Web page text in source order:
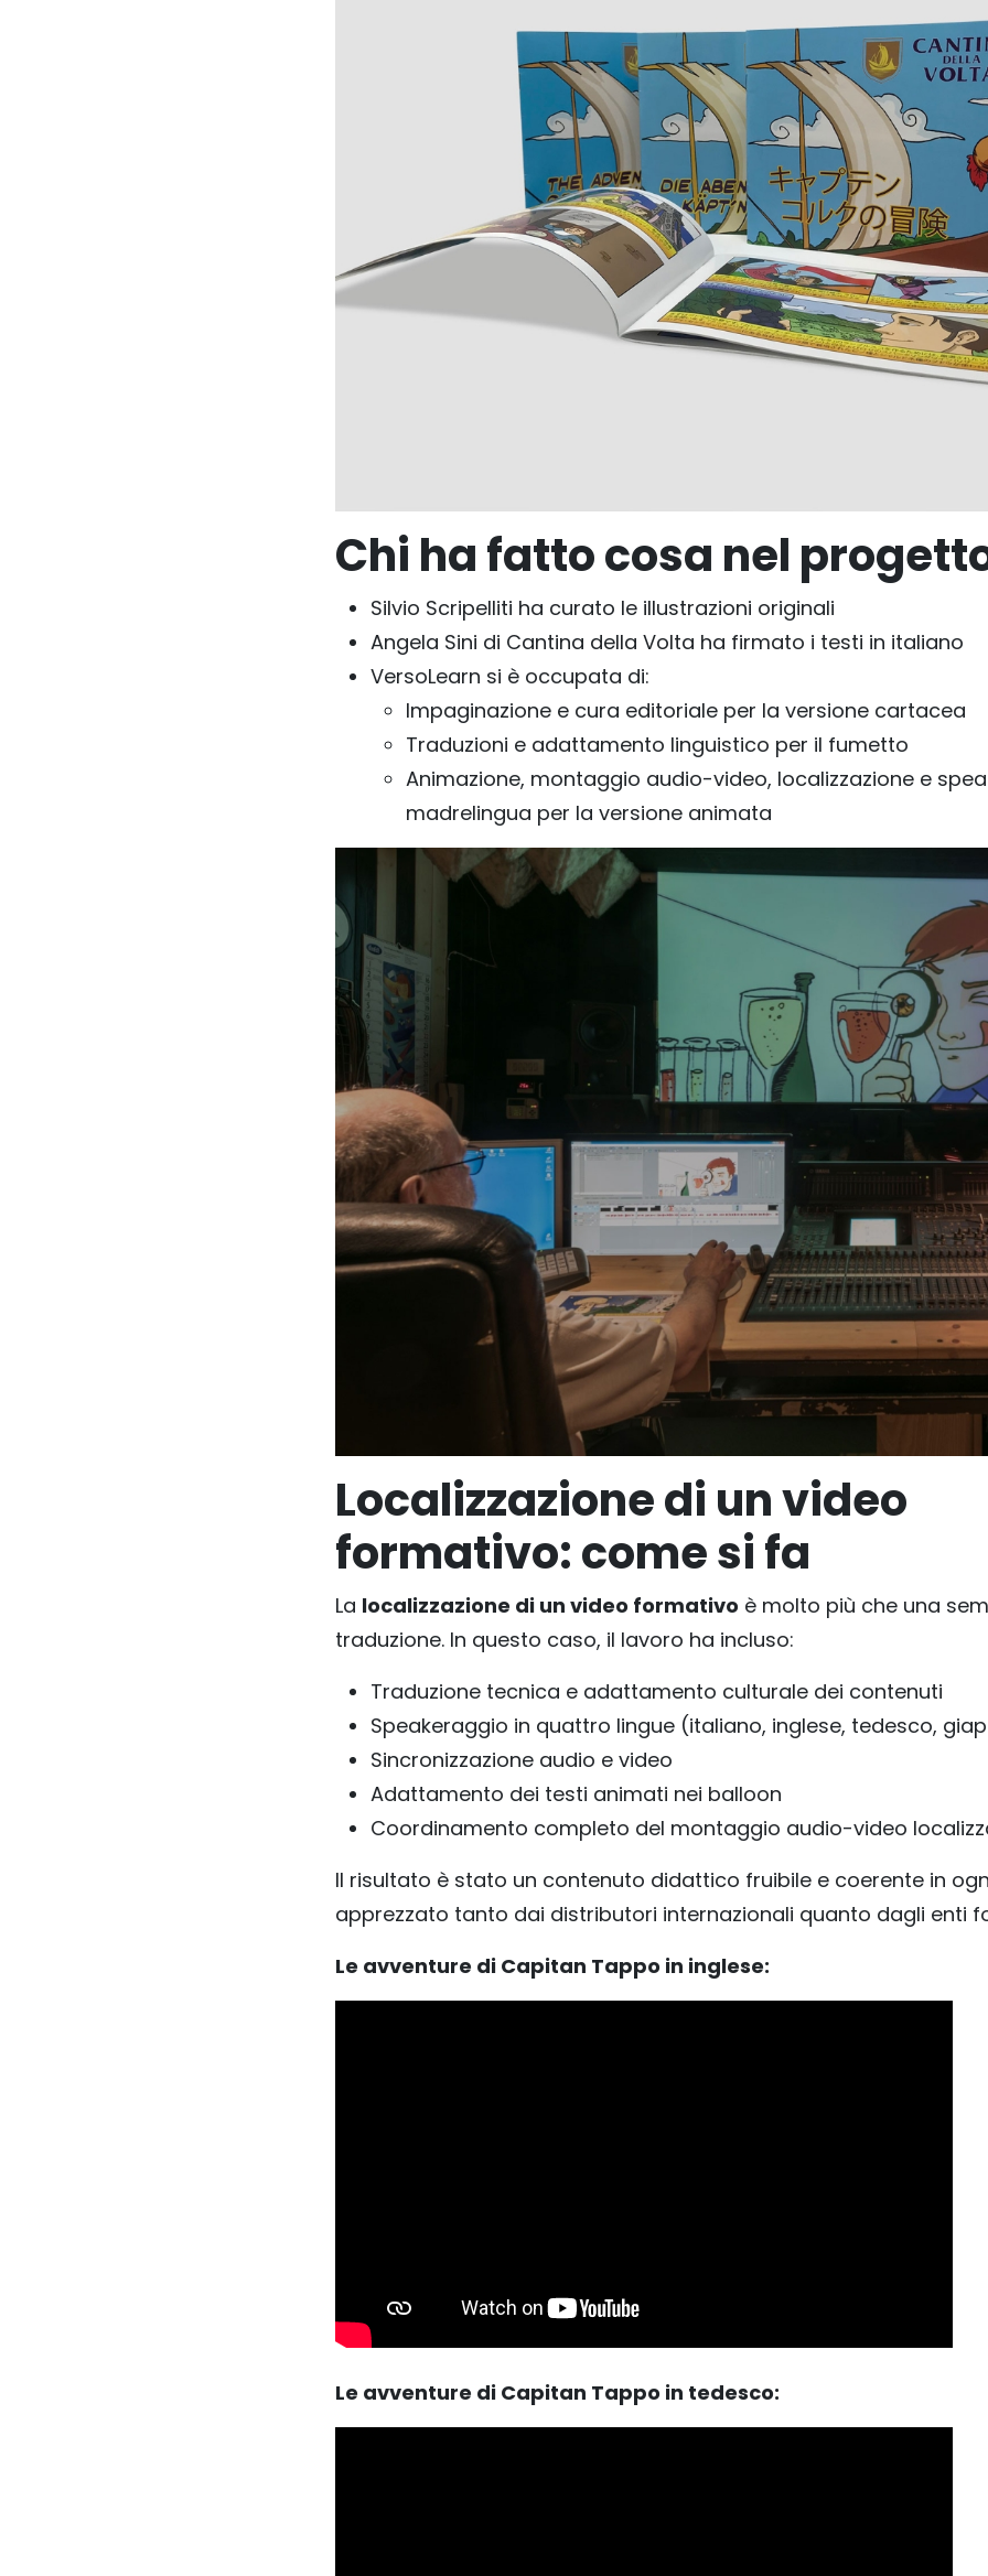
Chi ha fatto cosa nel
Silvio Scripelliti ha curato le illustrazioni originali
Angela Sini di Cantina della Volta ha firmato i testi in italiano
VersoLearn si è occupata di:
Impaginazione e cura editoriale per la versione cartacea
Traduzioni e adattamento linguistico per il fumetto
Animazione, montaggio audio-video, localizzazione e
madrelingua per la versione animata
Localizzazione di un video
formativo: come si fa
La localizzazione di un video formativo è molto più che una
traduzione. In questo caso, il lavoro ha incluso:
Traduzione tecnica e adattamento culturale dei contenuti
Speakeraggio in quattro lingue (italiano, inglese, tedesco,
Sincronizzazione audio e video
Adattamento dei testi animati nei balloon
Coordinamento completo del montaggio audio-video
Il risultato è stato un contenuto didattico fruibile e coerente in
apprezzato tanto dai distributori internazionali quanto dagli enti
Le avventure di Capitan Tappo in inglese:
Le avventure di Capitan Tappo in tedesco: